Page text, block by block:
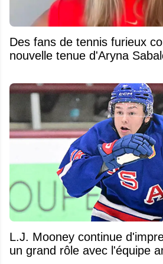
Des fans de tennis furieux
nouvelle tenue d'Aryna
L.J. Mooney continue
un grand rôle avec l'équipe